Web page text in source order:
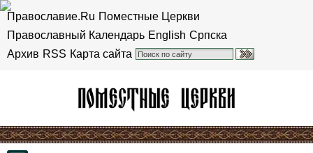
Православие.Ru Поместные Церкви
Православный Календарь English Српска
Архив RSS Карта сайта